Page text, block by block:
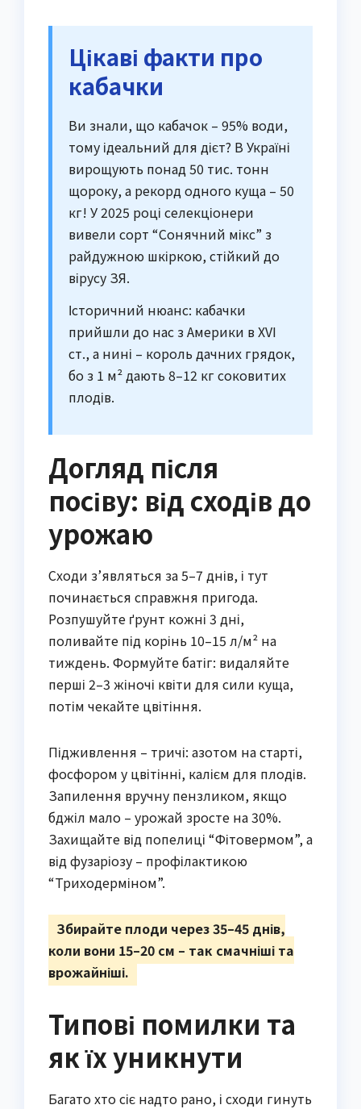
Цікаві факти про
кабачки
Ви знали, що кабачок – 95% води,
тому ідеальний для дієт? В Україні
вирощують понад 50 тис. тонн
щороку, а рекорд одного куща – 50
кг! У 2025 році селекціонери
вивели сорт “Сонячний мікс” з
райдужною шкіркою, стійкий до
вірусу ЗЯ.
Історичний нюанс: кабачки
прийшли до нас з Америки в XVI
ст., а нині – король дачних грядок,
бо з 1 м² дають 8–12 кг соковитих
плодів.
Догляд після
посіву: від сходів до
урожаю
Сходи з’являться за 5–7 днів, і тут
починається справжня пригода.
Розпушуйте ґрунт кожні 3 дні,
поливайте під корінь 10–15 л/м² на
тиждень. Формуйте батіг: видаляйте
перші 2–3 жіночі квіти для сили куща,
потім чекайте цвітіння.
Підживлення – тричі: азотом на старті,
фосфором у цвітінні, калієм для плодів.
Запилення вручну пензликом, якщо
бджіл мало – урожай зросте на 30%.
Захищайте від попелиці “Фітовермом”, а
від фузаріозу – профілактикою
“Триходерміном”.
Збирайте плоди через 35–45 днів,
коли вони 15–20 см – так смачніші та
врожайніші.
Типові помилки та
як їх уникнути
Багато хто сіє надто рано, і сходи гинуть